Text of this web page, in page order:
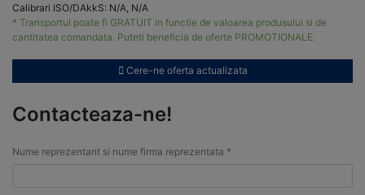
Calibrari ISO/DAkkS: N/A, N/A
* Transportul poate fi GRATUIT in functie de valoarea produsului si de
cantitatea comandata. Puteti beneficia de oferte PROMOTIONALE.
Cere-ne oferta actualizata
Contacteaza-ne!
Nume reprezentant si nume firma reprezentata *